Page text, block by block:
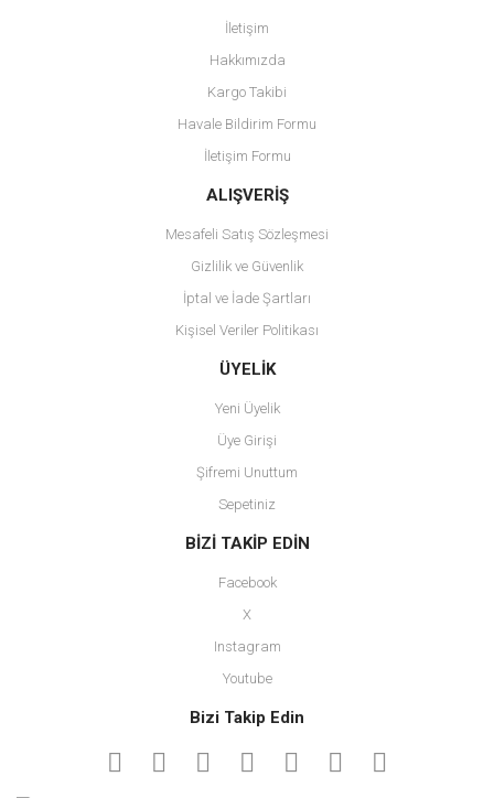
Ürün resmi kalitesiz, bozuk veya görüntülenemiyor.
Ürün açıklamasında eksik bilgiler bulunuyor.
Ürün bilgilerinde hatalar bulunuyor.
Ürün fiyatı diğer sitelerden daha pahalı.
Bu ürüne benzer farklı alternatifler olmalı.
Gönder
İletişim
Hakkımızda
Kargo Takibi
Havale Bildirim Formu
İletişim Formu
ALIŞVERİŞ
Mesafeli Satış Sözleşmesi
Gizlilik ve Güvenlik
İptal ve İade Şartları
Kişisel Veriler Politikası
ÜYELİK
Yeni Üyelik
Üye Girişi
Şifremi Unuttum
Sepetiniz
BİZİ TAKİP EDİN
Facebook
X
Instagram
Youtube
Bizi Takip Edin